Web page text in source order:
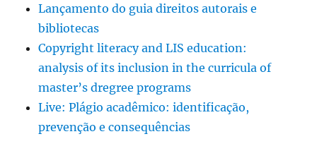
Lançamento do guia direitos autorais e
bibliotecas
Copyright literacy and LIS education:
analysis of its inclusion in the curricula of
master’s dregree programs
Live: Plágio acadêmico: identificação,
prevenção e consequências